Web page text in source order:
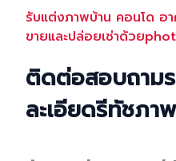
รับแต่งภาพบ้าน คอนโด อา
ขายและปล่อยเช่าด้วย
ติดต่อสอบถาม
ละเอียดรีทัชภาพ